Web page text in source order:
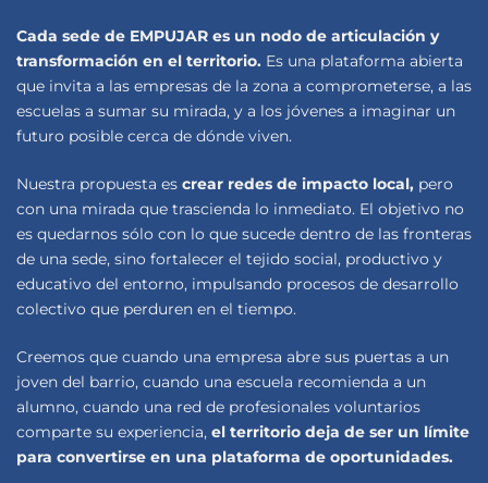
Cada sede de EMPUJAR es un nodo de articulación y
transformación en el territorio. Es una plataforma abierta
que invita a las empresas de la zona a comprometerse, a las
escuelas a sumar su mirada, y a los jóvenes a imaginar un
futuro posible cerca de dónde viven.
Nuestra propuesta es crear redes de impacto local, pero
con una mirada que trascienda lo inmediato. El objetivo no
es quedarnos sólo con lo que sucede dentro de las fronteras
de una sede, sino fortalecer el tejido social, productivo y
educativo del entorno, impulsando procesos de desarrollo
colectivo que perduren en el tiempo.
Creemos que cuando una empresa abre sus puertas a un
joven del barrio, cuando una escuela recomienda a un
alumno, cuando una red de profesionales voluntarios
comparte su experiencia, el territorio deja de ser un límite
para convertirse en una plataforma de oportunidades.